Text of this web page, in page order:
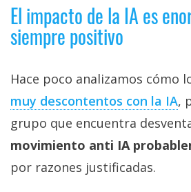
El impacto de la IA es
siempre positivo
Hace poco analizamos cómo
muy descontentos con la IA‎,
grupo que encuentra
movimiento anti IA
por razones justificadas.